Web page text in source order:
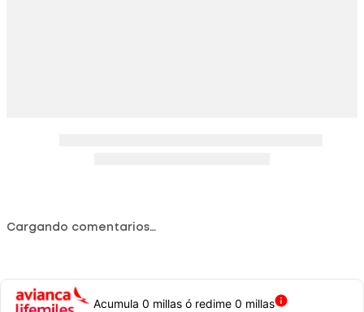
Cargando comentarios…
Acumula 0 millas ó redime 0 millas